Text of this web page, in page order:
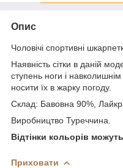
Опис
Чоловічі спортивні
Наявність сітки в даній
ступень ноги і
носити їх в жарку погоду.
Склад: Бавовна 90%,
Виробництво Туреччина.
Відтінки кольорів
Приховати